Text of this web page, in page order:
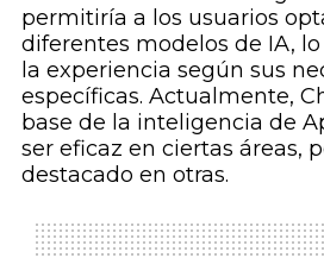
permitiría a los usuarios
diferentes modelos de IA,
la experiencia según sus
específicas. Actualmente,
base de la inteligencia de
ser eficaz en ciertas áreas,
destacado en otras.